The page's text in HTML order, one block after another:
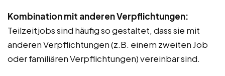
Kombination mit anderen Verpflichtungen:
Teilzeitjobs sind häufig so gestaltet, dass sie mit
anderen Verpflichtungen (z.B. einem zweiten Job
oder familiären Verpflichtungen) vereinbar sind.